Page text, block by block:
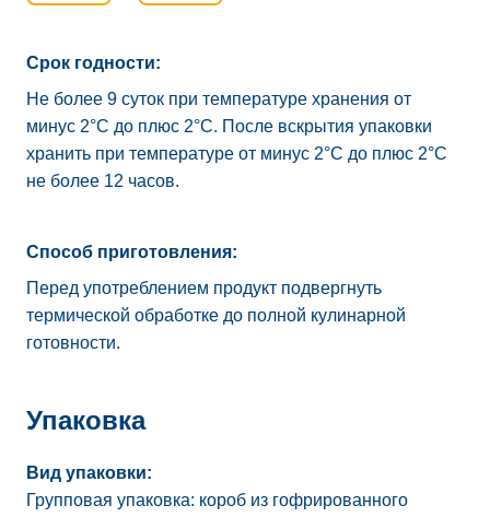
Срок годности:
Не более 9 суток при температуре хранения от
минус 2°C до плюс 2°C. После вскрытия упаковки
хранить при температуре от минус 2°C до плюс 2°C
не более 12 часов.
Способ приготовления:
Перед употреблением продукт подвергнуть
термической обработке до полной кулинарной
готовности.
Упаковка
Вид упаковки:
Групповая упаковка: короб из гофрированного